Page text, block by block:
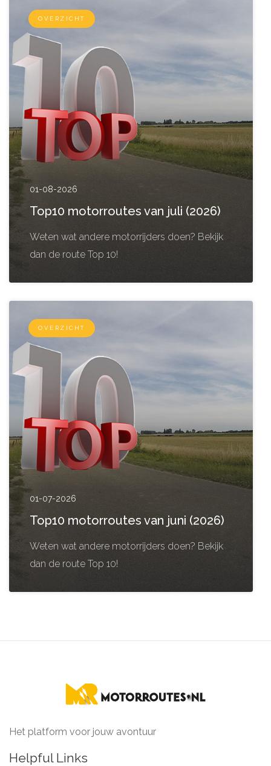
OVERZICHT
01-08-2026
Top10 motorroutes van juli (2026)
Weten wat andere motorrijders doen? Bekijk
dan de route Top 10!
OVERZICHT
01-07-2026
Top10 motorroutes van juni (2026)
Weten wat andere motorrijders doen? Bekijk
dan de route Top 10!
Het platform voor jouw avontuur
Helpful Links